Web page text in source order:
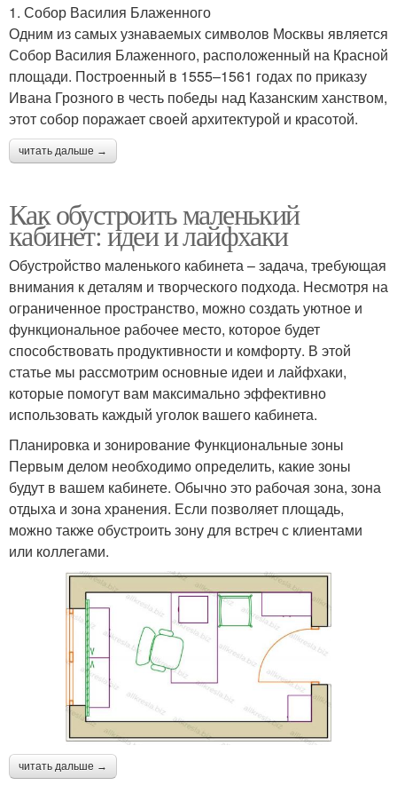
1. Собор Василия Блаженного
Одним из самых узнаваемых символов Москвы является
Собор Василия Блаженного, расположенный на Красной
площади. Построенный в 1555–1561 годах по приказу
Ивана Грозного в честь победы над Казанским ханством,
этот собор поражает своей архитектурой и красотой.
читать дальше →
Как обустроить маленький
кабинет: идеи и лайфхаки
Обустройство маленького кабинета – задача, требующая
внимания к деталям и творческого подхода. Несмотря на
ограниченное пространство, можно создать уютное и
функциональное рабочее место, которое будет
способствовать продуктивности и комфорту. В этой
статье мы рассмотрим основные идеи и лайфхаки,
которые помогут вам максимально эффективно
использовать каждый уголок вашего кабинета.
Планировка и зонирование Функциональные зоны
Первым делом необходимо определить, какие зоны
будут в вашем кабинете. Обычно это рабочая зона, зона
отдыха и зона хранения. Если позволяет площадь,
можно также обустроить зону для встреч с клиентами
или коллегами.
читать дальше →